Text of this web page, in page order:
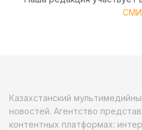
Казахстанский
новостей. Агентство
контентных платформах: